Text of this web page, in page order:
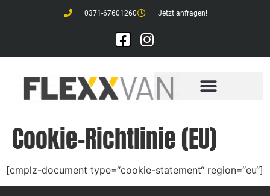
0371-67601260 Jetzt anfragen!
Cookie-Richtlinie (EU)
[cmplz-document type=“cookie-statement“ region=“eu“]